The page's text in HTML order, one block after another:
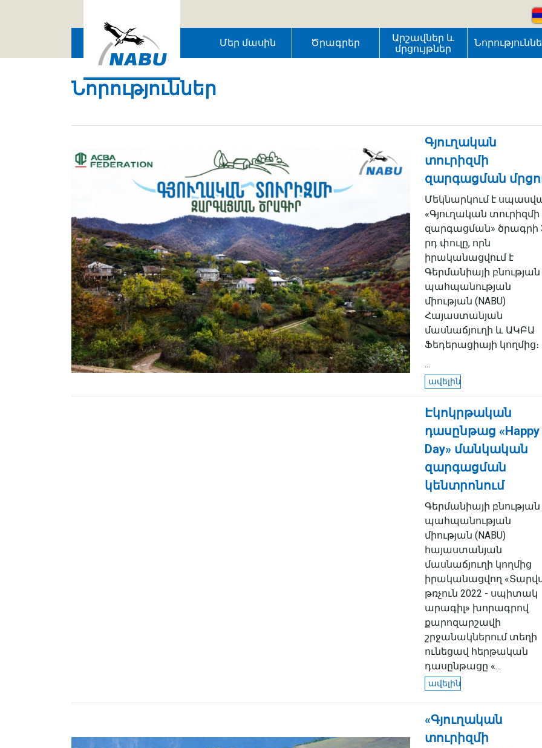
Մեր մասին Ծրագրեր
Արշավներ և
մրցույթներ
Նորություններ
Գյուղական
տուրիզմի
զարգացման
Մեկնարկում է
«Գյուղական տուրիզմի
զարգացման» ծրագրի
րդ փուլը, որն
իրականացվում է
Գերմանիայի բնության
պահպանության
միության (NABU)
Հայաստանյան
մասնաճյուղի և ԱԿԲԱ
Ֆեդերացիայի կողմից։
...
ավելին
Էկոկրթական
դասընթաց «Happy
Day» մանկական
զարգացման
կենտրոնում
Գերմանիայի բնության
պահպանության
միության (NABU)
հայաստանյան
մասնաճյուղի կողմից
իրականացվող
թռչուն 2022 - սպիտակ
արագիլ» խորագրով
քարոզարշավի
շրջանակներում տեղի
ունեցավ հերթական
դասընթացը «...
ավելին
«Գյուղական
տուրիզմի